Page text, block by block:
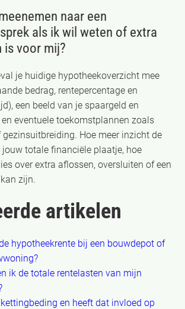
naar een
als ik wil weten of extra
is voor mij?
je huidige hypotheekoverzicht mee
bedrag, rentepercentage en
een beeld van je spaargeld en
eventuele toekomstplannen zoals
Hoe meer inzicht de
totale financiële plaatje, hoe
over extra aflossen, oversluiten of een
zijn.
artikelen
hypotheekrente bij een bouwdepot of
ik de totale rentelasten van mijn
en heeft dat invloed op